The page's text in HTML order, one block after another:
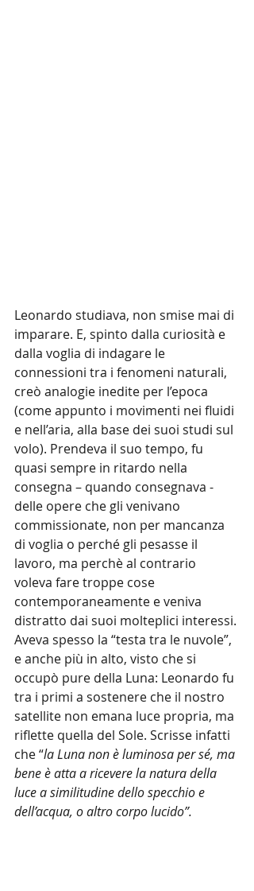
Leonardo studiava, non smise mai di
imparare. E, spinto dalla curiosità e
dalla voglia di indagare le
connessioni tra i fenomeni naturali,
creò analogie inedite per l’epoca
(come appunto i movimenti nei fluidi
e nell’aria, alla base dei suoi studi sul
volo). Prendeva il suo tempo, fu
quasi sempre in ritardo nella
consegna – quando consegnava -
delle opere che gli venivano
commissionate, non per mancanza
di voglia o perché gli pesasse il
lavoro, ma perchè al contrario
voleva fare troppe cose
contemporaneamente e veniva
distratto dai suoi molteplici interessi.
Aveva spesso la “testa tra le nuvole”,
e anche più in alto, visto che si
occupò pure della Luna: Leonardo fu
tra i primi a sostenere che il nostro
satellite non emana luce propria, ma
riflette quella del Sole. Scrisse infatti
che “la Luna non è luminosa per sé, ma
bene è atta a ricevere la natura della
luce a similitudine dello specchio e
dell’acqua, o altro corpo lucido”.